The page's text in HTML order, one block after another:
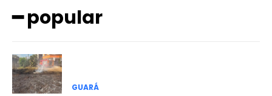
━ pricing plans
Free
━ popular
GUARÁ